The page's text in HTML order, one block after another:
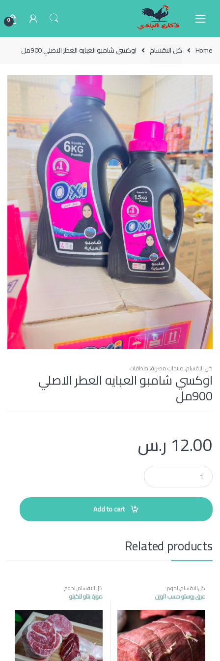
0
Home كل الاقسام اوكسي شامبو العبايه العطر الاصلي 900مل
كل الاقسام,منتجات مصرية,منظفات
اوكسي شامبو العبايه العطر الاصلي
900مل
12.00 ر.س
Q
u
a
t
i
Add to cart
Related products
كل الاقسام,لحوم
عرق روستو حسب الوزن
كل الاقسام,لحوم
موزة بتلو للكيلو